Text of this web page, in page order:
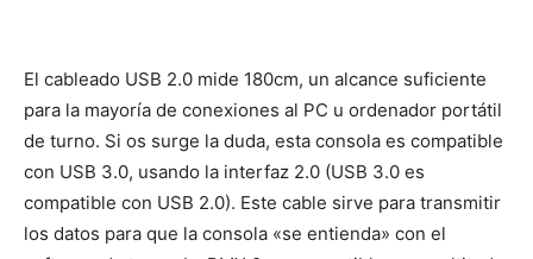
El cableado USB 2.0 mide 180cm, un alcance suficiente
para la mayoría de conexiones al PC u ordenador portátil
de turno. Si os surge la duda, esta consola es compatible
con USB 3.0, usando la interfaz 2.0 (USB 3.0 es
compatible con USB 2.0). Este cable sirve para transmitir
los datos para que la consola «se entienda» con el